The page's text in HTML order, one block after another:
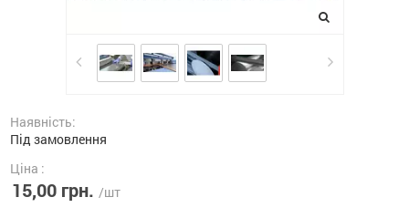
Наявність:
Під замовлення
Ціна :
15,00 грн. /шт